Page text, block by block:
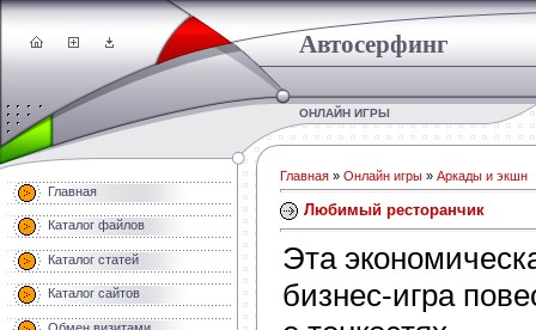
Автосерфинг
ОНЛАЙН ИГРЫ
Главная
Каталог файлов
Каталог статей
Каталог сайтов
Обмен визитами
Главная » Онлайн игры » Аркады и экшн
Любимый ресторанчик
Эта
бизнес-игра